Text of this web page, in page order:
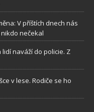
V příštích dnech nás
nečekal
naváží do policie. Z
v lese. Rodiče se ho